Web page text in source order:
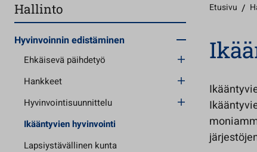
Hallinto
Hyvinvoinnin edistäminen
Ehkäisevä päihdetyö
Hankkeet
Hyvinvointisuunnittelu
Ikääntyvien hyvinvointi
Lapsiystävällinen kunta
Etusivu /